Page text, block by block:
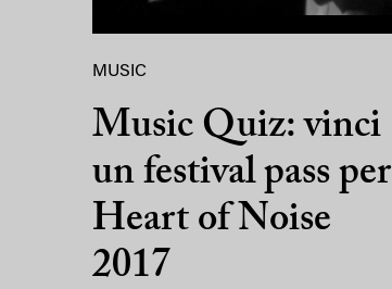
MUSIC
Music Quiz: vinci
un festival pass per
Heart of Noise
2017